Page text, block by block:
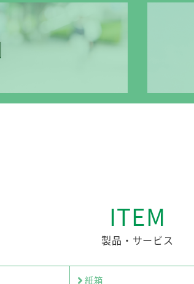
ITEM
製品・サービス
紙箱